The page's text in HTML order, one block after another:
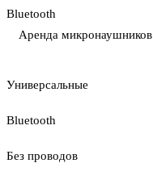
Bluetooth
Аренда микронаушников
Универсальные
Bluetooth
Без проводов